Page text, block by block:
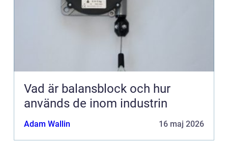
Vad är balansblock och hur
används de inom industrin
Adam Wallin 16 maj 2026